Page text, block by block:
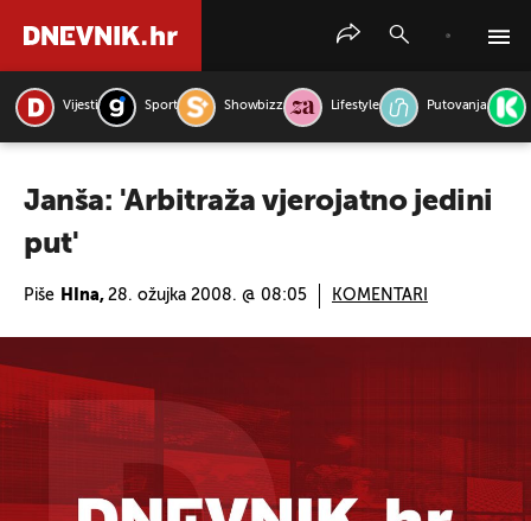
Vijesti Sport Showbizz Lifestyle Putovanja
Janša: 'Arbitraža vjerojatno jedini
put'
Piše HIna, 28. ožujka 2008. @ 08:05 KOMENTARI
PRETRAŽITE VIJESTI